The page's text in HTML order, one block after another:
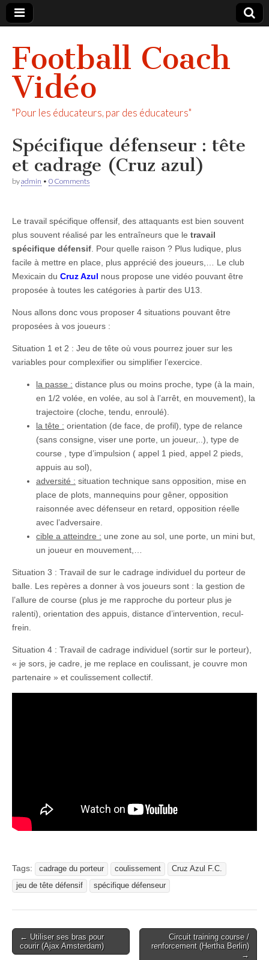
Football Coach
Vidéo
"Pour les éducateurs, par des éducateurs"
Spécifique défenseur : tête
et cadrage (Cruz azul)
byadmin • 0 Comments
Le travail spécifique offensif, des attaquants est bien souvent
plus souvent réalisé par les entraîneurs que le travail
spécifique défensif . Pour quelle raison ? Plus ludique, plus
facile à mettre en place, plus apprécié des joueurs,… Le club
Mexicain du Cruz Azul nous propose une vidéo pouvant être
proposée à toutes les catégories à partir des U13.
Nous allons donc vous proposer 4 situations pouvant être
proposées à vos joueurs :
Situation 1 et 2 : Jeu de tête où vous pourrez jouer sur les
variables pour complexifier ou simplifier l’exercice.
la passe : distance plus ou moins proche, type (à la main,
en 1/2 volée, en volée, au sol à l’arrêt, en mouvement), la
trajectoire (cloche, tendu, enroulé).
la tête : orientation (de face, de profil), type de relance
(sans consigne, viser une porte, un joueur,..), type de
course , type d’impulsion ( appel 1 pied, appel 2 pieds,
appuis au sol),
adversité : situation technique sans opposition, mise en
place de plots, mannequins pour gêner, opposition
raisonnée avec défenseur en retard, opposition réelle
avec l’adversaire.
cible a atteindre : une zone au sol, une porte, un mini but,
un joueur en mouvement,…
Situation 3 : Travail de sur le cadrage individuel du porteur de
balle. Les repères a donner à vos joueurs sont : la gestion de
l’allure de course (plus je me rapproche du porteur plus je
ralenti), orientation des appuis, distance d’intervention, recul-
frein.
Situation 4 : Travail de cadrage individuel (sortir sur le porteur),
« je sors, je cadre, je me replace en coulissant, je couvre mon
partenaire » et coulissement collectif.
Tags: cadrage du porteur coulissement
Cruz Azul F.C.
jeu de tête défensif
spécifique défenseur
Post
navigation
← Utiliser ses bras pour
courir (Ajax Amsterdam)
Circuit training course /
renforcement (Hertha Berlin)
→